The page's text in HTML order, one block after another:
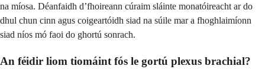
na míosa. Déanfaidh d’fhoireann cúraim sláinte monatóireacht ar do
dhul chun cinn agus coigeartóidh siad na súile mar a fhoghlaimíonn
siad níos mó faoi do ghortú sonrach.
An féidir liom tiomáint fós le gortú plexus brachial?